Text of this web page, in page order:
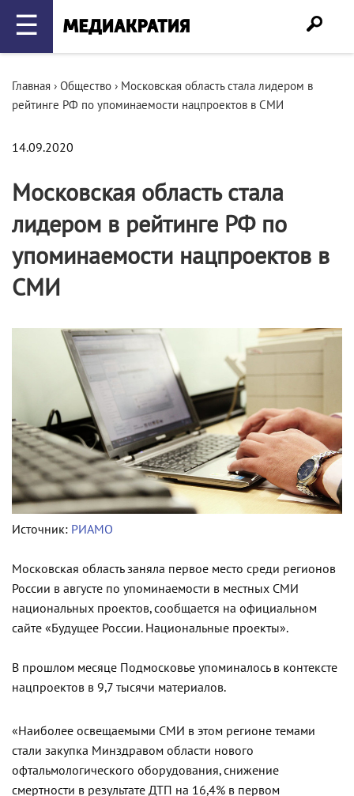
☰
Главная › Общество › Московская область стала лидером в
рейтинге РФ по упоминаемости нацпроектов в СМИ
14.09.2020
Московская область стала
лидером в рейтинге РФ по
упоминаемости нацпроектов в
СМИ
Источник: РИАМО
Московская область заняла первое место среди регионов
России в августе по упоминаемости в местных СМИ
национальных проектов, сообщается на официальном
сайте «Будущее России. Национальные проекты».
В прошлом месяце Подмосковье упоминалось в контексте
нацпроектов в 9,7 тысячи материалов.
«Наиболее освещаемыми СМИ в этом регионе темами
стали закупка Минздравом области нового
офтальмологического оборудования, снижение
смертности в результате ДТП на 16,4% в первом